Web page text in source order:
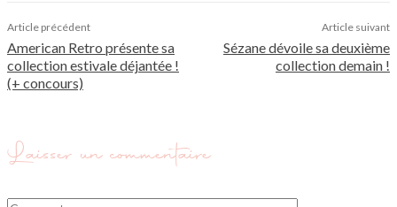
Article précédent
American Retro présente sa
collection estivale déjantée !
(+ concours)
Article suivant
Sézane dévoile sa deuxième
collection demain !
Laisser un commentaire